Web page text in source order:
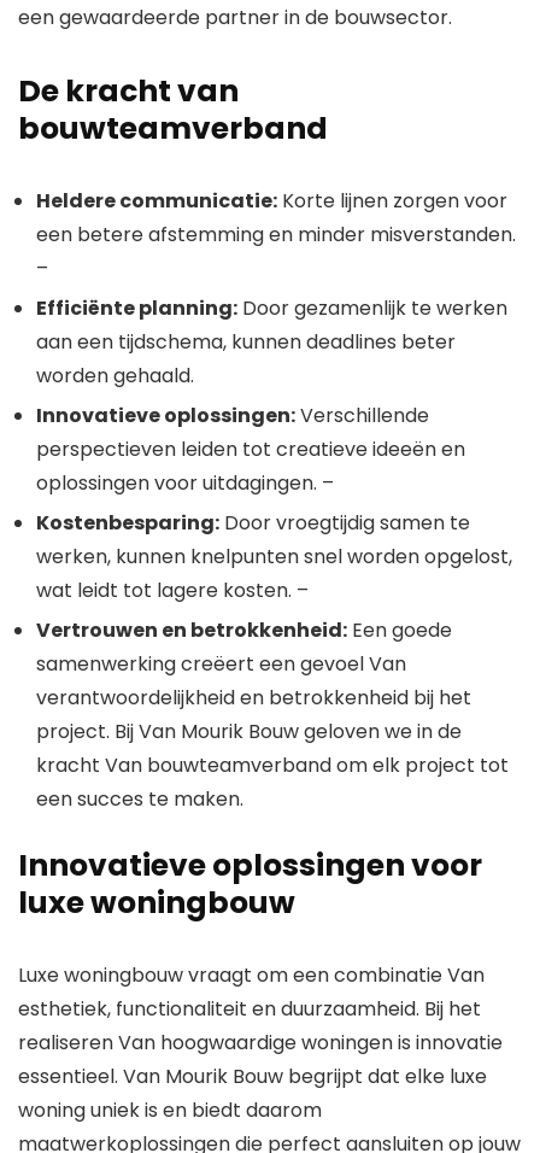
een gewaardeerde partner in de bouwsector.
De kracht van
bouwteamverband
Heldere communicatie: Korte lijnen zorgen voor
een betere afstemming en minder misverstanden.
–
Efficiënte planning: Door gezamenlijk te werken
aan een tijdschema, kunnen deadlines beter
worden gehaald.
Innovatieve oplossingen:Verschillende
perspectieven leiden tot creatieve ideeën en
oplossingen voor uitdagingen. –
Kostenbesparing: Door vroegtijdig samen te
werken, kunnen knelpunten snel worden opgelost,
wat leidt tot lagere kosten. –
Vertrouwen en betrokkenheid: Een goede
samenwerking creëert een gevoel Van
verantwoordelijkheid en betrokkenheid bij het
project. Bij Van Mourik Bouw geloven we in de
kracht Van bouwteamverband om elk project tot
een succes te maken.
Innovatieve oplossingen voor
luxe woningbouw
Luxe woningbouw vraagt om een combinatie Van
esthetiek, functionaliteit en duurzaamheid. Bij het
realiseren Van hoogwaardige woningen is innovatie
essentieel. Van Mourik Bouw begrijpt dat elke luxe
woning uniek is en biedt daarom
maatwerkoplossingen die perfect aansluiten op jouw